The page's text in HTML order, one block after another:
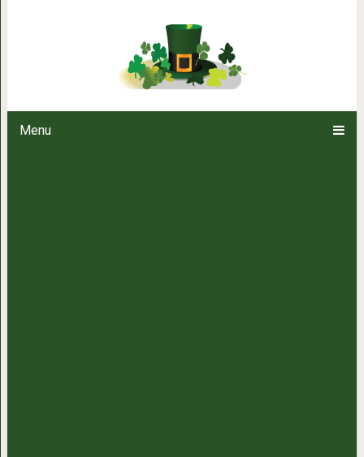
Menu
Незаметные признаки